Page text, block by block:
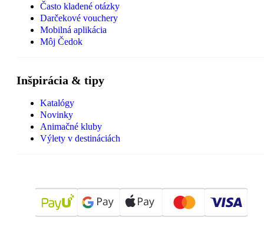
Často kladené otázky
Darčekové vouchery
Mobilná aplikácia
Môj Čedok
Inšpirácia & tipy
Katalógy
Novinky
Animačné kluby
Výlety v destináciách